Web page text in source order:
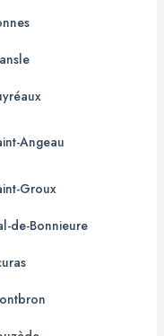
Angeau
Groux
de-Bonnieure